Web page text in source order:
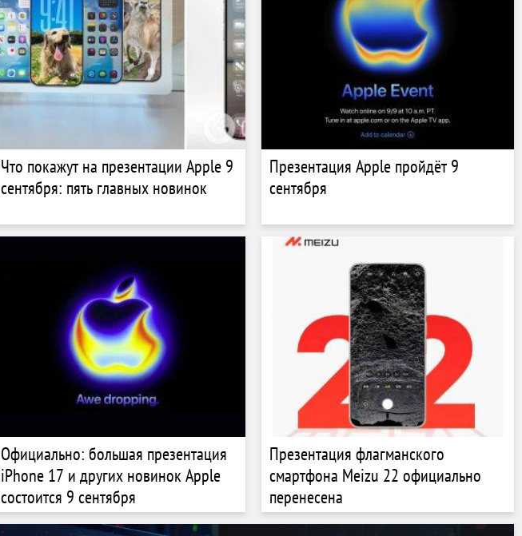
Что покажут на презентации Apple 9
сентября: пять главных новинок
Презентация Apple пройдёт 9
сентября
Официально: большая презентация
iPhone 17 и других новинок Apple
состоится 9 сентября
Презентация флагманского
смартфона Meizu 22 официально
перенесена